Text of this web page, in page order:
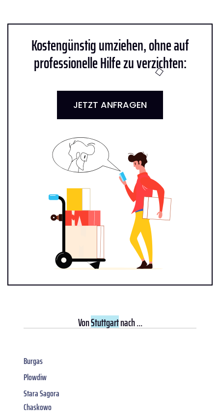
Kostengünstig umziehen, ohne auf
professionelle Hilfe zu verzichten:
JETZT ANFRAGEN
VonStuttgartnach ...
Burgas
Plowdiw
Stara Sagora
Chaskowo